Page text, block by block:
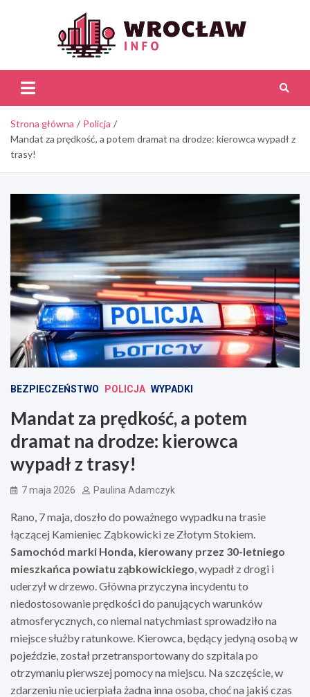
Strona główna
Policja
Mandat za prędkość, a potem dramat na drodze: kierowca wypadł z
trasy!
BEZPIECZEŃSTWO POLICJA WYPADKI
Mandat za prędkość, a potem
dramat na drodze: kierowca
wypadł z trasy!
7 maja 2026 Paulina Adamczyk
Rano, 7 maja, doszło do poważnego wypadku na trasie
łączącej Kamieniec Ząbkowicki ze Złotym Stokiem.
Samochód marki Honda, kierowany przez 30-letniego
mieszkańca powiatu ząbkowickiego, wypadł z drogi i
uderzył w drzewo. Główna przyczyna incydentu to
niedostosowanie prędkości do panujących warunków
atmosferycznych, co niemal natychmiast sprowadziło na
miejsce służby ratunkowe. Kierowca, będący jedyną osobą w
pojeździe, został przetransportowany do szpitala po
otrzymaniu pierwszej pomocy na miejscu. Na szczęście, w
zdarzeniu nie ucierpiała żadna inna osoba, choć na jakiś czas